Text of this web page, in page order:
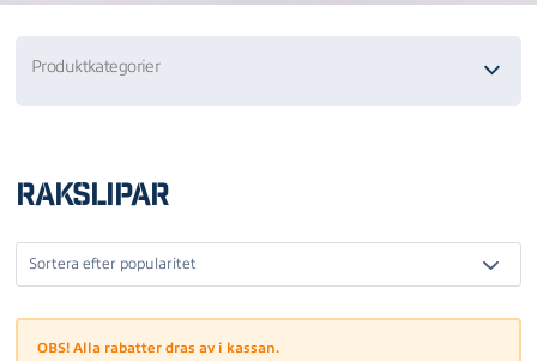
Produktkategorier
Rakslipar
OBS! Alla rabatter dras av i kassan.